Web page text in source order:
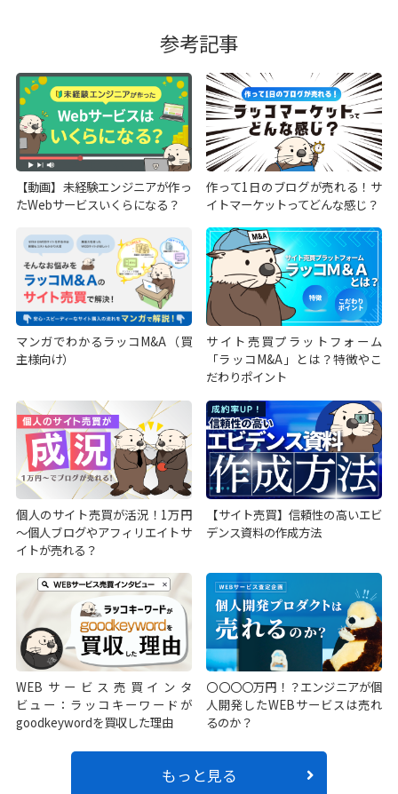
参考記事
【動画】未経験エンジニアが作っ
たWebサービスいくらになる？
作って1日のブログが売れる！サ
イトマーケットってどんな感じ？
マンガでわかるラッコM&A（買
主様向け）
サイト売買プラットフォーム
「ラッコM&A」とは？特徴やこ
だわりポイント
個人のサイト売買が活況！1万円
～個人ブログやアフィリエイトサ
イトが売れる？
【サイト売買】信頼性の高いエビ
デンス資料の作成方法
WEBサービス売買インタ
ビュー：ラッコキーワードが
goodkeywordを買収した理由
〇〇〇〇万円！？エンジニアが個
人開発したWEBサービスは売れ
るのか？
もっと見る